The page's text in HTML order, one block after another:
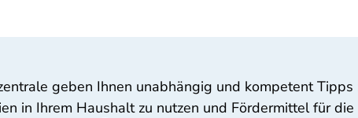
geben Ihnen unabhängig und kompetent
in Ihrem Haushalt zu nutzen und Fördermittel für